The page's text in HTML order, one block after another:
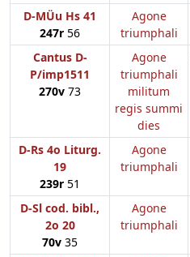
D-MÜu Hs 41
247r 56
Agone
triumphali
Cantus D-
P/imp1511
270v 73
Agone
triumphali
militum
regis summi
dies
D-Rs 4o Liturg.
19
239r 51
Agone
triumphali
D-Sl cod. bibl.,
2o 20
70v 35
Agone
triumphali